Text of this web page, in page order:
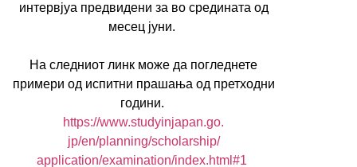
интервјуа предвидени за во средината од
месец јуни.
На следниот линк може да погледнете
примери од испитни прашања од претходни
години.
https://www.studyinjapan.go.
jp/en/planning/scholarship/
application/examination/index.html#1